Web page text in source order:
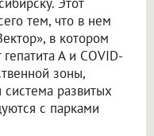
тем, что в нем
в котором
А и COVID-
зоны,
развитых
с парками